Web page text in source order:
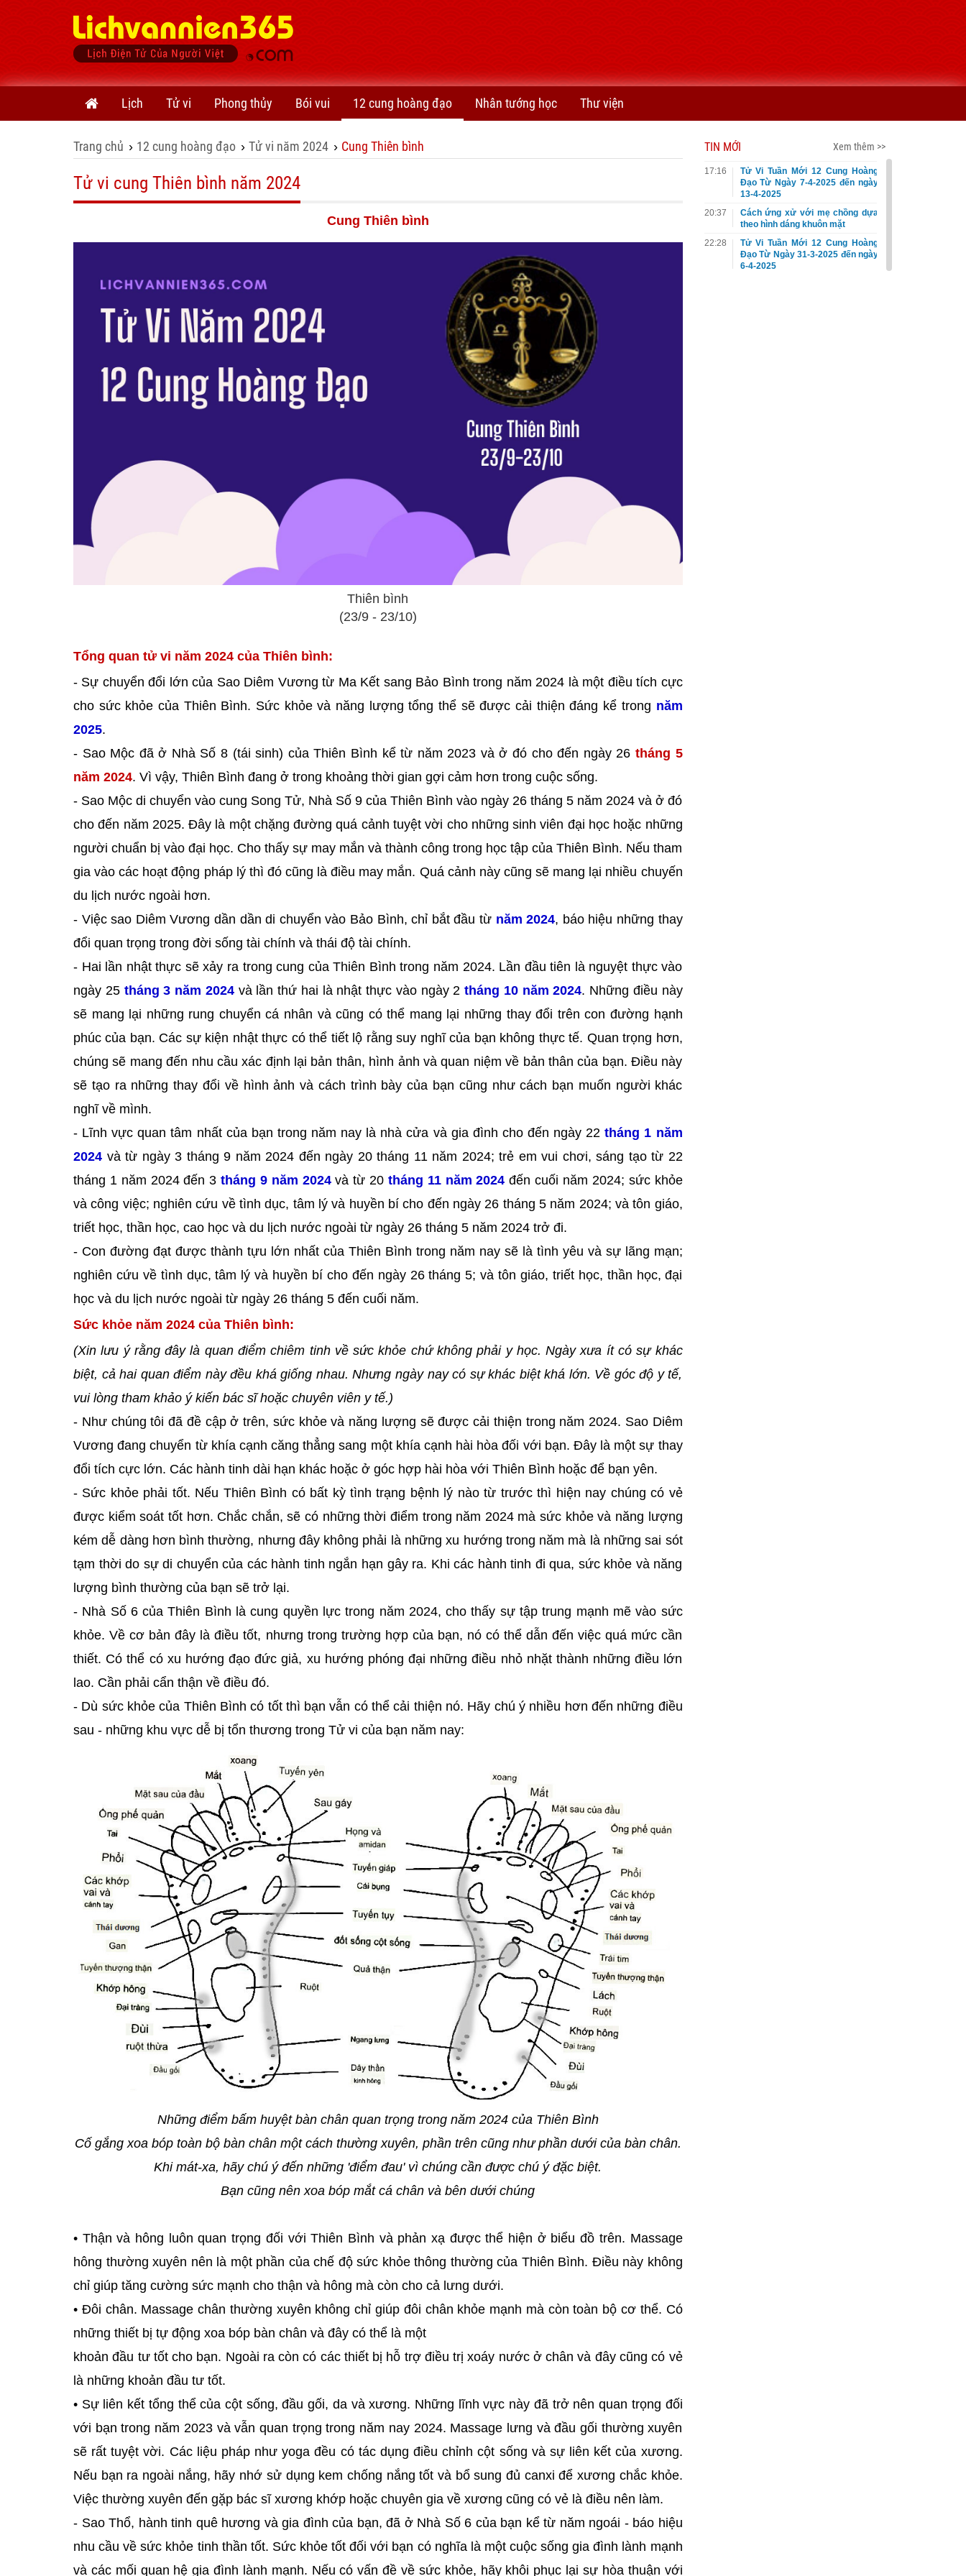
Lịch Tử vi Phong thủy Bói vui 12 cung hoàng đạo Nhân tướng học Thư viện
Trang chủ › 12 cung hoàng đạo › Tử vi năm 2024 › Cung Thiên bình
Tử vi cung Thiên bình năm 2024
Cung Thiên bình
Thiên bình
(23/9 - 23/10)
Tổng quan tử vi năm 2024 của Thiên bình:
- Sự chuyển đổi lớn của Sao Diêm Vương từ Ma Kết sang Bảo Bình trong năm 2024 là một điều tích cực
cho sức khỏe của Thiên Bình. Sức khỏe và năng lượng tổng thể sẽ được cải thiện đáng kể trong năm
2025.
- Sao Mộc đã ở Nhà Số 8 (tái sinh) của Thiên Bình kể từ năm 2023 và ở đó cho đến ngày 26 tháng 5
năm 2024. Vì vậy, Thiên Bình đang ở trong khoảng thời gian gợi cảm hơn trong cuộc sống.
- Sao Mộc di chuyển vào cung Song Tử, Nhà Số 9 của Thiên Bình vào ngày 26 tháng 5 năm 2024 và ở đó
cho đến năm 2025. Đây là một chặng đường quá cảnh tuyệt vời cho những sinh viên đại học hoặc những
người chuẩn bị vào đại học. Cho thấy sự may mắn và thành công trong học tập của Thiên Bình. Nếu tham
gia vào các hoạt động pháp lý thì đó cũng là điều may mắn. Quá cảnh này cũng sẽ mang lại nhiều chuyến
du lịch nước ngoài hơn.
- Việc sao Diêm Vương dần dần di chuyển vào Bảo Bình, chỉ bắt đầu từ năm 2024, báo hiệu những thay
đổi quan trọng trong đời sống tài chính và thái độ tài chính.
- Hai lần nhật thực sẽ xảy ra trong cung của Thiên Bình trong năm 2024. Lần đầu tiên là nguyệt thực vào
ngày 25 tháng 3 năm 2024và lần thứ hai là nhật thực vào ngày 2 tháng 10 năm 2024. Những điều này
sẽ mang lại những rung chuyển cá nhân và cũng có thể mang lại những thay đổi trên con đường hạnh
phúc của bạn. Các sự kiện nhật thực có thể tiết lộ rằng suy nghĩ của bạn không thực tế. Quan trọng hơn,
chúng sẽ mang đến nhu cầu xác định lại bản thân, hình ảnh và quan niệm về bản thân của bạn. Điều này
sẽ tạo ra những thay đổi về hình ảnh và cách trình bày của bạn cũng như cách bạn muốn người khác
nghĩ về mình.
- Lĩnh vực quan tâm nhất của bạn trong năm nay là nhà cửa và gia đình cho đến ngày 22tháng 1 năm
2024 và từ ngày 3 tháng 9 năm 2024 đến ngày 20 tháng 11 năm 2024; trẻ em vui chơi, sáng tạo từ 22
tháng 1 năm 2024 đến 3tháng 9 năm 2024và từ 20 tháng 11 năm 2024 đến cuối năm 2024; sức khỏe
và công việc; nghiên cứu về tình dục, tâm lý và huyền bí cho đến ngày 26 tháng 5 năm 2024; và tôn giáo,
triết học, thần học, cao học và du lịch nước ngoài từ ngày 26 tháng 5 năm 2024 trở đi.
- Con đường đạt được thành tựu lớn nhất của Thiên Bình trong năm nay sẽ là tình yêu và sự lãng mạn;
nghiên cứu về tình dục, tâm lý và huyền bí cho đến ngày 26 tháng 5; và tôn giáo, triết học, thần học, đại
học và du lịch nước ngoài từ ngày 26 tháng 5 đến cuối năm.
Sức khỏe năm 2024 của Thiên bình:
(Xin lưu ý rằng đây là quan điểm chiêm tinh về sức khỏe chứ không phải y học. Ngày xưa ít có sự khác
biệt, cả hai quan điểm này đều khá giống nhau. Nhưng ngày nay có sự khác biệt khá lớn. Về góc độ y tế,
vui lòng tham khảo ý kiến ​​bác sĩ hoặc chuyên viên y tế.)
- Như chúng tôi đã đề cập ở trên, sức khỏe và năng lượng sẽ được cải thiện trong năm 2024. Sao Diêm
Vương đang chuyển từ khía cạnh căng thẳng sang một khía cạnh hài hòa đối với bạn. Đây là một sự thay
đổi tích cực lớn. Các hành tinh dài hạn khác hoặc ở góc hợp hài hòa với Thiên Bình hoặc để bạn yên.
- Sức khỏe phải tốt. Nếu Thiên Bình có bất kỳ tình trạng bệnh lý nào từ trước thì hiện nay chúng có vẻ
được kiểm soát tốt hơn. Chắc chắn, sẽ có những thời điểm trong năm 2024 mà sức khỏe và năng lượng
kém dễ dàng hơn bình thường, nhưng đây không phải là những xu hướng trong năm mà là những sai sót
tạm thời do sự di chuyển của các hành tinh ngắn hạn gây ra. Khi các hành tinh đi qua, sức khỏe và năng
lượng bình thường của bạn sẽ trở lại.
- Nhà Số 6 của Thiên Bình là cung quyền lực trong năm 2024, cho thấy sự tập trung mạnh mẽ vào sức
khỏe. Về cơ bản đây là điều tốt, nhưng trong trường hợp của bạn, nó có thể dẫn đến việc quá mức cần
thiết. Có thể có xu hướng đạo đức giả, xu hướng phóng đại những điều nhỏ nhặt thành những điều lớn
lao. Cần phải cẩn thận về điều đó.
- Dù sức khỏe của Thiên Bình có tốt thì bạn vẫn có thể cải thiện nó. Hãy chú ý nhiều hơn đến những điều
sau - những khu vực dễ bị tổn thương trong Tử vi của bạn năm nay:
Những điểm bấm huyệt bàn chân quan trọng trong năm 2024 của Thiên Bình
Cố gắng xoa bóp toàn bộ bàn chân một cách thường xuyên, phần trên cũng như phần dưới của bàn chân.
Khi mát-xa, hãy chú ý đến những 'điểm đau' vì chúng cần được chú ý đặc biệt.
Bạn cũng nên xoa bóp mắt cá chân và bên dưới chúng
• Thận và hông luôn quan trọng đối với Thiên Bình và phản xạ được thể hiện ở biểu đồ trên. Massage
hông thường xuyên nên là một phần của chế độ sức khỏe thông thường của Thiên Bình. Điều này không
chỉ giúp tăng cường sức mạnh cho thận và hông mà còn cho cả lưng dưới.
• Đôi chân. Massage chân thường xuyên không chỉ giúp đôi chân khỏe mạnh mà còn toàn bộ cơ thể. Có
những thiết bị tự động xoa bóp bàn chân và đây có thể là một
khoản đầu tư tốt cho bạn. Ngoài ra còn có các thiết bị hỗ trợ điều trị xoáy nước ở chân và đây cũng có vẻ
là những khoản đầu tư tốt.
• Sự liên kết tổng thể của cột sống, đầu gối, da và xương. Những lĩnh vực này đã trở nên quan trọng đối
với bạn trong năm 2023 và vẫn quan trọng trong năm nay 2024. Massage lưng và đầu gối thường xuyên
sẽ rất tuyệt vời. Các liệu pháp như yoga đều có tác dụng điều chỉnh cột sống và sự liên kết của xương.
Nếu bạn ra ngoài nắng, hãy nhớ sử dụng kem chống nắng tốt và bổ sung đủ canxi để xương chắc khỏe.
Việc thường xuyên đến gặp bác sĩ xương khớp hoặc chuyên gia về xương cũng có vẻ là điều nên làm.
- Sao Thổ, hành tinh quê hương và gia đình của bạn, đã ở Nhà Số 6 của bạn kể từ năm ngoái - báo hiệu
nhu cầu về sức khỏe tinh thần tốt. Sức khỏe tốt đối với bạn có nghĩa là một cuộc sống gia đình lành mạnh
và các mối quan hệ gia đình lành mạnh. Nếu có vấn đề về sức khỏe, hãy khôi phục lại sự hòa thuận với
TIN MỚI Xem thêm >>
17:16
Tử Vi Tuần Mới 12 Cung Hoàng
Đạo Từ Ngày 7-4-2025 đến ngày
13-4-2025
20:37
Cách ứng xử với mẹ chồng dựa
theo hình dáng khuôn mặt
22:28
Tử Vi Tuần Mới 12 Cung Hoàng
Đạo Từ Ngày 31-3-2025 đến ngày
6-4-2025